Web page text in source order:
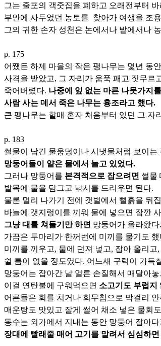
그는 줄포의 객줏집을 폐하고 오래전부터
부안에 사두었던 농토를 찾아가 여생을 조
그의 귀한 손자 성천은 논에서나 밭에서나
p. 175
어쨌든 하제 마을의 작은 팽나무는 몇년 동안
사격을 받았고, 그 자리가 움푹 패고 짓무르
죽어버렸다. 나중에 잎 없는 마른 나뭇가지
사람 사는 데서 죽은 나무는 흉조라고 했다.
큰 팽나무는 할매 혼자 처음부터 있던 그 자
p. 183
썰물이 남긴 물웅덩이나 시냇물처럼 보이는
망둥어들이 얕은 물에서 놀고 있었다.
그러나 망둥어를 본격적으로 잡으려면 썰물
발목에 물을 담그고 낚시를 드리우면 된다.
물론 멀리 나가기 전에 갯벌에서 뻘흙을 뒤
바늘에 갯지렁이를 끼워 물에 넣으면 잠깐
그냥 대를 쳐들기만 하면 망둥어가 올라왔다.
가끔은 두마리가 한꺼번에 미끼를 물기도 했
미끼를 끼우고, 물에 던져 넣고, 잡아 올리고
쉴 틈이 없을 정도였다. 어느새 구럭이 가득
망둥어는 잡아간 날 얼른 손질해서 매달아
이걸 연탄불에 구워먹으면 소고기도 부럽지
어른들은 회를 치거나 회무침으로 막걸리
매운탕도 맛있고 잘게 썰어 채소 넣은 물회
동수는 외가에서 지내는 동안 망둥어 잡아다
장대에 빨래줄 매어 고기를 말려서 심심하